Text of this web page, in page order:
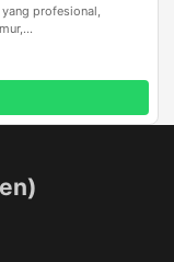
profesional,